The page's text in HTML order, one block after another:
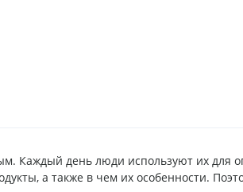
Каждый день люди используют их для
а также в чем их особенности.